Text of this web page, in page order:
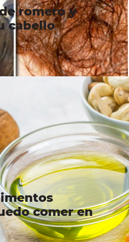
romero y
cabello
comer en